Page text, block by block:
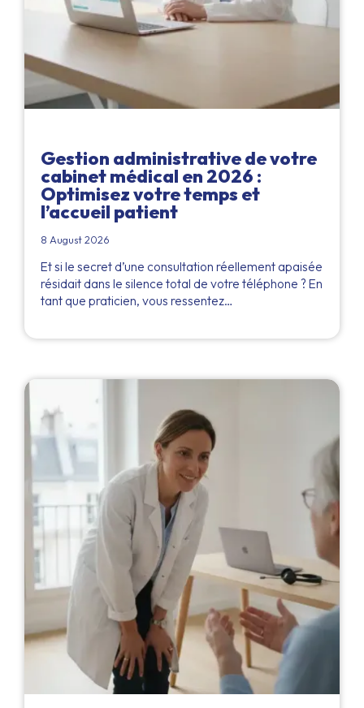
Gestion administrative de votre
cabinet médical en 2026 :
Optimisez votre temps et
l’accueil patient
8 August 2026
Et si le secret d’une consultation réellement apaisée
résidait dans le silence total de votre téléphone ? En
tant que praticien, vous ressentez…